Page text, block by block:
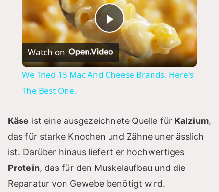
P
l
y
V
i
Watch on
We Tried 15 Mac And Cheese Brands. Here's
The Best One.
Käse ist eine ausgezeichnete Quelle für Kalzium,
das für starke Knochen und Zähne unerlässlich
ist. Darüber hinaus liefert er hochwertiges
Protein, das für den Muskelaufbau und die
Reparatur von Gewebe benötigt wird.